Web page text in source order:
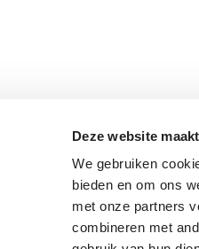
Deze website
We gebruiken
bieden en om ons
met onze partners
combineren met